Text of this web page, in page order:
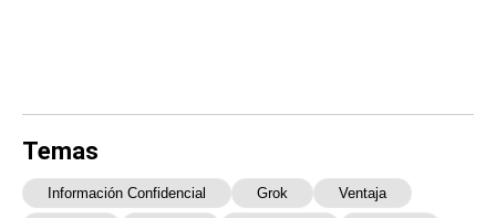
Temas
Información Confidencial Grok Ventaja